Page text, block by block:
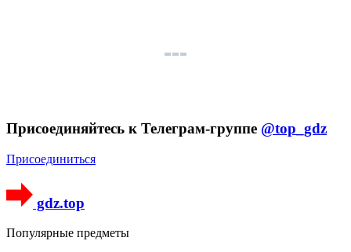
Присоединяйтесь к Телеграм-группе @top_gdz
Присоединиться
gdz.top
Популярные предметы